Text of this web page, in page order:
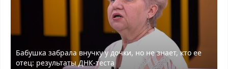
Бабушка забрала внучку у дочки, но не знает, кто ее
отец: результаты ДНК-теста